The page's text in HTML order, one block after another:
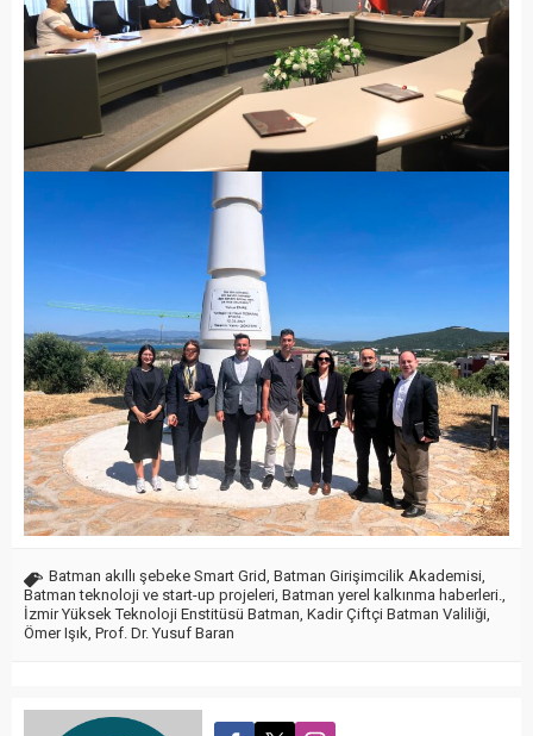
Batman akıllı şebeke Smart Grid, Batman Girişimcilik Akademisi,
Batman teknoloji ve start-up projeleri, Batman yerel kalkınma haberleri.,
İzmir Yüksek Teknoloji Enstitüsü Batman, Kadir Çiftçi Batman Valiliği,
Ömer Işık, Prof. Dr. Yusuf Baran